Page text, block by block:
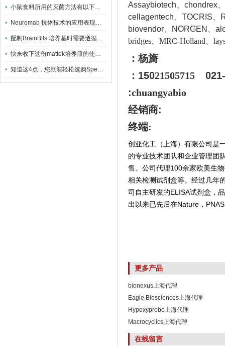
小鼠食料所用的灭菌方法有以下三种
Neuromab 抗体技术的应用表现在这几方面
配制BrainBits 培养基时需要遵循的原则
快来收下这份mattek培养皿的使用指南
知道这4点，您就能轻松选购Spectrum 膜
Assaybiotech、chondrex
cellagentech、TOCRIS、
biovendor、NORGEN、a
bridges、MRC-Holland、
：杨旖
：15021505715
021-
:chuangyabio
经销商:
终端:
创亚化工（上海）有限公司是
的专业技术团队和企业管理团
售。公司代理100余家欧美生
相关检测试剂盒等。经过几年
司自主研发的ELISA试剂盒，
出以来已先后在Nature，
更多产品
bionexus上海代理
Eagle Biosciences上海代理
Hypoxyprobe上海代理
Macrocyclics上海代理
在线留言